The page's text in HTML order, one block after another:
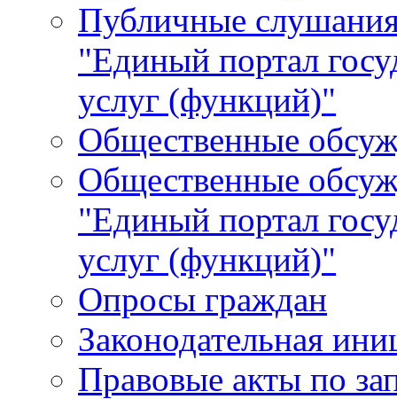
Публичные
"Единый портал
услуг (функций)"
Общественные
Общественные
"Единый портал
услуг (функций)"
Опросы граждан
Законодательная
Правовые акты по